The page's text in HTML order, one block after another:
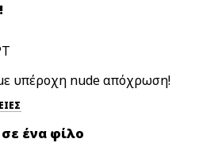
υπέροχη nude απόχρωση!
ένα φίλο